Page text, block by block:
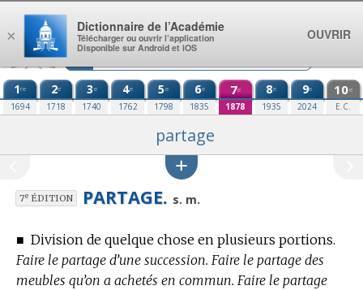
Aller au contenu
1re
1694
2e
1718
3e
1740
4e
1762
5e
1798
6e
1835
7e
1878
8e
1935
9e
2024
10e
E.C.
partage
7eÉDITION PARTAGE. s. m.
■ Division de quelque chose en plusieurs portions.
Faire le partage d’une succession. Faire le partage des
meubles qu’on a achetés en commun. Faire le partage
×
Dictionnaire de l’Académie
Télécharger ou ouvrir l’application
Disponible sur Android et iOS
OUVRIR